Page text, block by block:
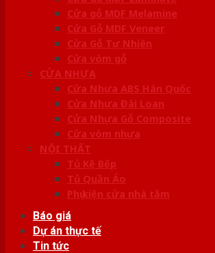
Cửa gỗ MDF Melamine
Cửa Gỗ MDF Veneer
Cửa Gỗ Tự Nhiên
Cửa vòm gỗ
CỬA NHỰA
Cửa Nhựa ABS Hàn Quốc
Cửa Nhựa Đài Loan
Cửa Nhựa Gỗ Composite
Cửa vòm nhựa
NỘI THẤT
Tủ Kệ Bếp
Tủ Quần Áo
Phụ kiện cửa nhà tắm
Báo giá
Dự án thực tế
Tin tức